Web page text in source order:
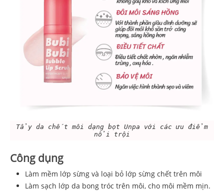
Tẩy da chết môi dạng bọt Unpa với các ưu điểm
nổi trội
Công dụng
Làm mềm lớp sừng và loại bỏ lớp sừng chết trên môi
Làm sạch lớp da bong tróc trên môi, cho môi mềm mịn.